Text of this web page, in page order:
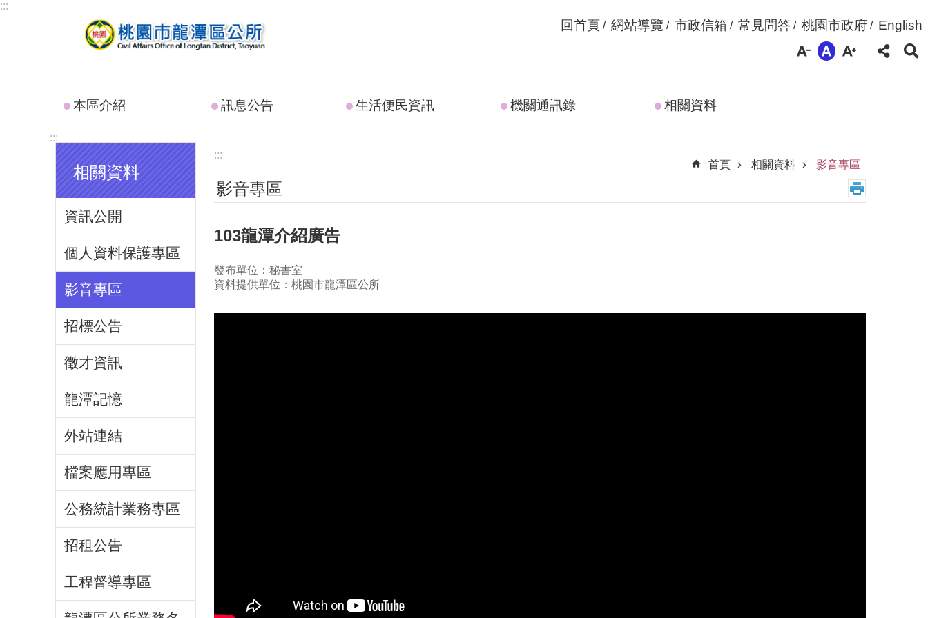
跳到主要內容區塊
:::
回首頁 網站導覽 市政信箱 常見問答 桃園市政府 English
本區介紹 訊息公告 生活便民資訊 機關通訊錄 相關資料
:::
相關資料
資訊公開
個人資料保護專區
影音專區
招標公告
徵才資訊
龍潭記憶
外站連結
檔案應用專區
公務統計業務專區
招租公告
工程督導專區
:::
首頁
相關資料 影音專區
影音專區
103龍潭介紹廣告
發布單位：秘書室
資料提供單位：桃園市龍潭區公所